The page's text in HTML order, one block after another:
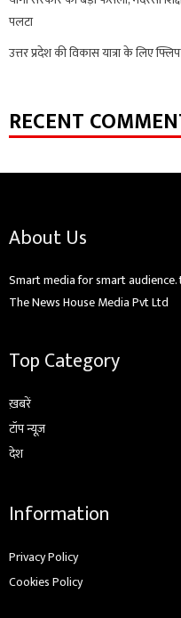
पलटा
उत्तर प्रदेश की विकास यात्रा के लिए
RECENT
About Us
Smart media for smart
The News House Media Pvt Ltd
Top Category
ख़बरें
टॉप न्यूज़
देश
Information
Privacy Policy
Cookies Policy